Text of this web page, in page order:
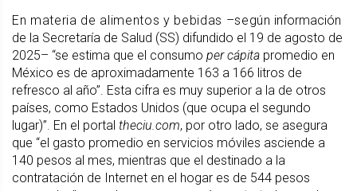
En materia de alimentos y bebidas –según información
de la Secretaría de Salud (SS) difundido el 19 de agosto de
2025– “se estima que el consumo per cápita promedio en
México es de aproximadamente 163 a 166 litros de
refresco al año”. Esta cifra es muy superior a la de otros
países, como Estados Unidos (que ocupa el segundo
lugar)”. En el portal theciu.com, por otro lado, se asegura
que “el gasto promedio en servicios móviles asciende a
140 pesos al mes, mientras que el destinado a la
contratación de Internet en el hogar es de 544 pesos